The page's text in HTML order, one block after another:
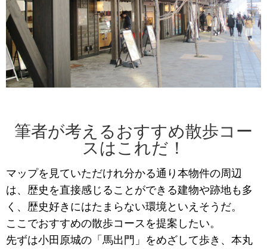
筆者が考えるおすすめ散歩コー
スはこれだ！
マップを見ていただけれ分かる通り本物件の周辺
は、歴史を直接感じることができる建物や跡地も多
く、歴史好きにはたまらない環境といえそうだ。
ここでおすすめの散歩コースを提案したい。
先ずは小田原城の「馬出門」をめざして歩き、本丸